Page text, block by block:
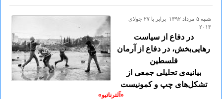
شنبه ۵ مرداد ۱۳۹۲ برابر با ۲۷ جولای
۲۰۱۳
در دفاع از سیاست
رهایی‌بخش، در دفاع از آرمان
فلسطین
بیانیه‌ی تحلیلی جمعی از
تشکل‌های چپ و کمونیست
«آلترناتیو»